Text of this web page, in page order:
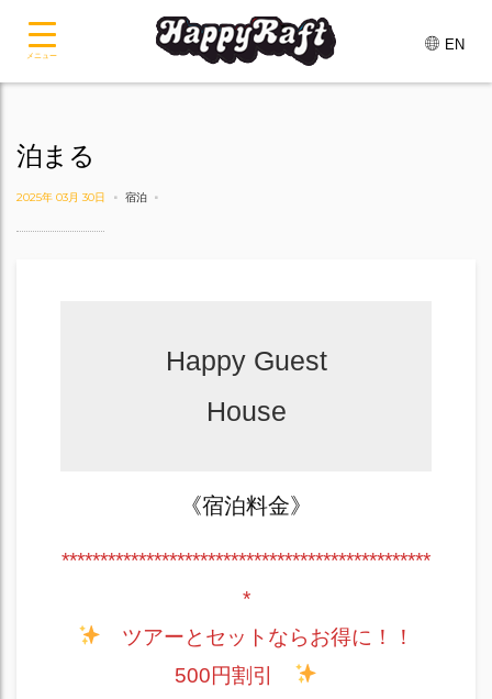
EN
泊まる
2025年 03月 30日 宿泊
Happy Guest
House
《宿泊料金》
************************************************
*
ツアーとセットならお得に！！
500円割引
メニュー